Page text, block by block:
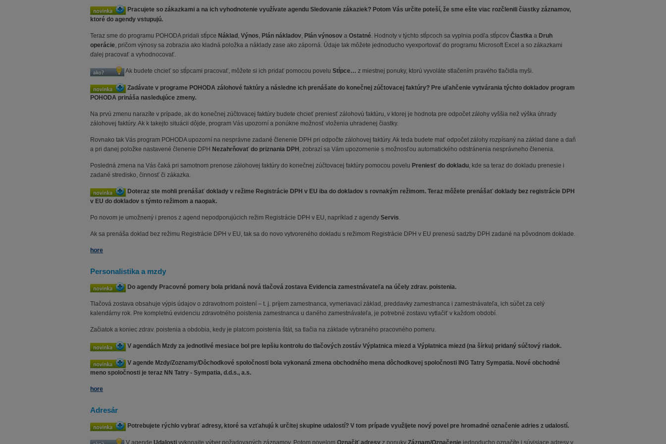
Pracujete so zákazkami a na ich vyhodnotenie využívate agendu Sledovanie zákaziek? Potom Vás určite poteší, že sme ešte viac rozčlenili čiastky záznamov,
ktoré do agendy vstupujú.
Teraz sme do programu POHODA pridali stĺpce Náklad , Výnos, Plán nákladov, Plán výnosov a Ostatné. Hodnoty v týchto stĺpcoch sa vyplnia podľa stĺpcov Čiastka a Druh
operácie, pričom výnosy sa zobrazia ako kladná položka a náklady zase ako záporná. Údaje tak môžete jednoducho vyexportovať do programu Microsoft Excel a so zákazkami
ďalej pracovať a vyhodnocovať.
Ak budete chcieť so stĺpcami pracovať, môžete si ich pridať pomocou povelu Stĺpce… z miestnej ponuky, ktorú vyvoláte stlačením pravého tlačidla myši.
Zadávate v programe POHODA zálohové faktúry a následne ich prenášate do konečnej zúčtovacej faktúry? Pre uľahčenie vytvárania týchto dokladov program
POHODA prináša nasledujúce zmeny.
Na prvú zmenu narazíte v prípade, ak do konečnej zúčtovacej faktúry budete chcieť preniesť zálohovú faktúru, v ktorej je hodnota pre odpočet zálohy vyššia než výška úhrady
zálohovej faktúry. Ak k takejto situácii dôjde, program Vás upozorní a ponúkne možnosť vloženia uhradenej čiastky.
Rovnako tak Vás program POHODA upozorní na nesprávne zadané členenie DPH pri odpočte zálohovej faktúry. Ak teda budete mať odpočet zálohy rozpísaný na základ dane a daň
a pri danej položke nastavené členenie DPH Nezahrňovať do priznania DPH , zobrazí sa Vám upozornenie s možnosťou automatického odstránenia nesprávneho členenia.
Posledná zmena na Vás čaká pri samotnom prenose zálohovej faktúry do konečnej zúčtovacej faktúry pomocou povelu Preniesť do dokladu, kde sa teraz do dokladu prenesie i
zadané stredisko, činnosť či zákazka.
Doteraz ste mohli prenášať doklady v režime Registrácie DPH v EU iba do dokladov s rovnakým režimom. Teraz môžete prenášať doklady bez registrácie DPH
v EU do dokladov s týmto režimom a naopak.
Po novom je umožnený i prenos z agend nepodporujúcich režim Registrácie DPH v EU, napríklad z agendy Servis.
Ak sa prenáša doklad bez režimu Registrácie DPH v EU, tak sa do novo vytvoreného dokladu s režimom Registrácie DPH v EU prenesú sadzby DPH zadané na pôvodnom doklade.
hore
Personalistika a mzdy
Do agendy Pracovné pomery bola pridaná nová tlačová zostava Evidencia zamestnávateľa na účely zdrav. poistenia.
Tlačová zostava obsahuje výpis údajov o zdravotnom poistení – t. j. príjem zamestnanca, vymeriavací základ, preddavky zamestnanca i zamestnávateľa, ich súčet za celý
kalendárny rok. Pre kompletnú evidenciu zdravotného poistenia zamestnanca u daného zamestnávateľa, je potrebné zostavu vytlačiť v každom období.
Začiatok a koniec zdrav. poistenia a obdobia, kedy je platcom poistenia štát, sa tlačia na základe vybraného pracovného pomeru.
V agendách Mzdy za jednotlivé mesiace bol pre lepšiu kontrolu do tlačových zostáv Výplatnica miezd a Výplatnica miezd (na šírku) pridaný súčtový riadok.
V agende Mzdy/Zoznamy/Dôchodkové spoločnosti bola vykonaná zmena obchodného mena dôchodkovej spoločnosti ING Tatry Sympatia. Nové obchodné
meno spoločnosti je teraz NN Tatry - Sympatia, d.d.s., a.s.
hore
Adresár
Potrebujete rýchlo vybrať adresy, ktoré sa vzťahujú k určitej skupine udalostí? V tom prípade využijete nový povel pre hromadné označenie adries z udalostí.
V agende Udalosti vykonajte výber požadovaných záznamov. Potom povelom Označiť adresy z ponuky Záznam/Označenie jednoducho označíte i súvisiace adresy v